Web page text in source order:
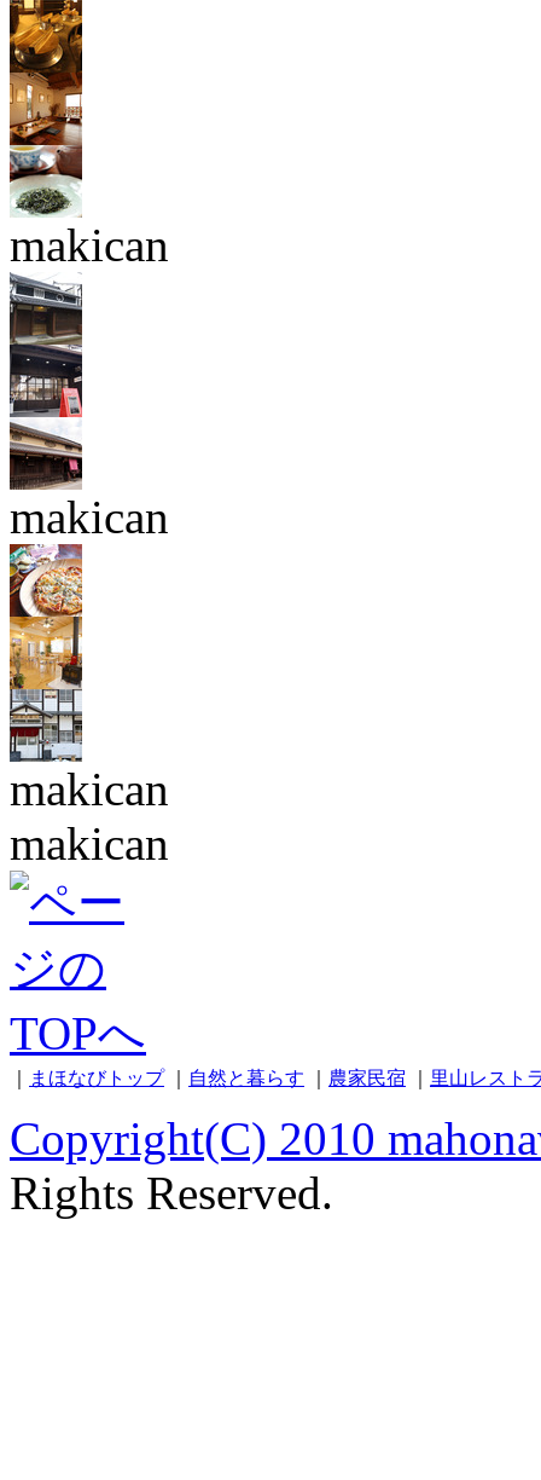
makican
makican
makican
makican
まほなびトップ｜ 自然と暮らす 農家民宿 里山レスト
Copyright(C) 2010
Rights Reserved.